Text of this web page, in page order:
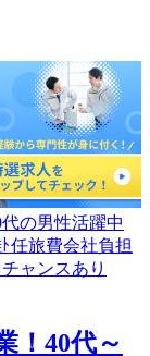
！40代～